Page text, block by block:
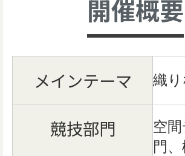
開催概要
メインテーマ 織
競技部門
空
門